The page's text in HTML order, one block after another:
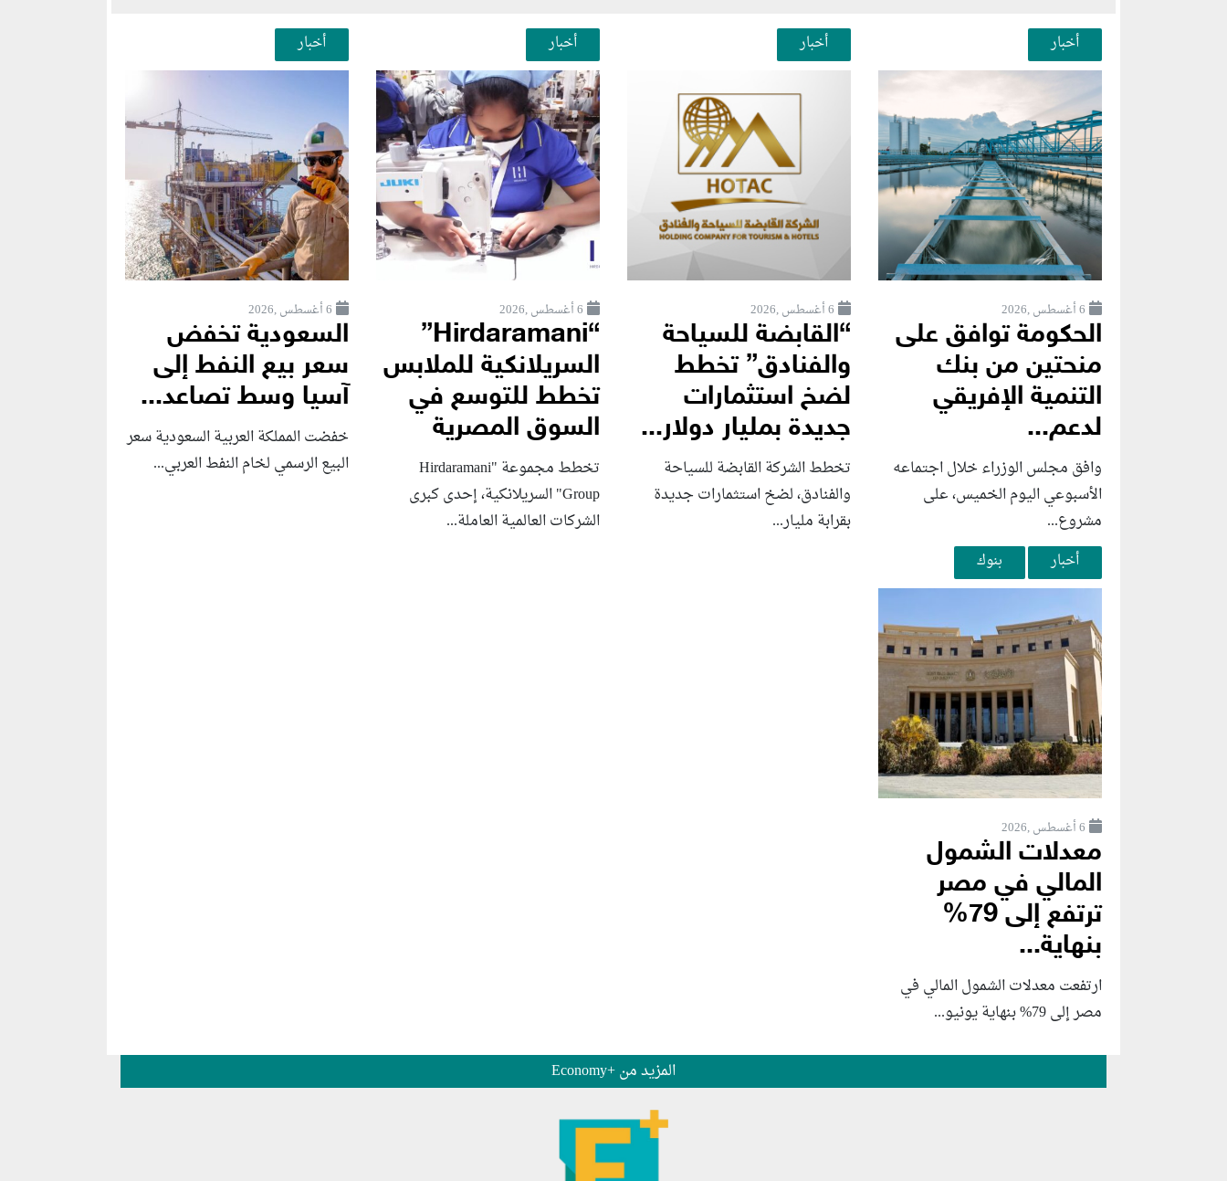
أخبار
6 أغسطس ,2026
الحكومة توافق على
منحتين من بنك
التنمية الإفريقي
لدعم...
وافق مجلس الوزراء خلال اجتماعه
الأسبوعي اليوم الخميس، على
مشروع...
أخبار
6 أغسطس ,2026
“القابضة للسياحة
والفنادق” تخطط
لضخ استثمارات
جديدة بمليار دولار...
تخطط الشركة القابضة للسياحة
والفنادق، لضخ استثمارات جديدة
بقرابة مليار...
أخبار
6 أغسطس ,2026
“Hirdaramani”
السريلانكية للملابس
تخطط للتوسع في
السوق المصرية
تخطط مجموعة "Hirdaramani
Group" السريلانكية، إحدى كبرى
الشركات العالمية العاملة...
أخبار
6 أغسطس ,2026
السعودية تخفض
سعر بيع النفط إلى
آسيا وسط تصاعد...
خفضت المملكة العربية السعودية سعر
البيع الرسمي لخام النفط العربي...
أخبار بنوك
6 أغسطس ,2026
معدلات الشمول
المالي في مصر
ترتفع إلى 79%
بنهاية...
ارتفعت معدلات الشمول المالي في
مصر إلى 79% بنهاية يونيو...
المزيد من +Economy